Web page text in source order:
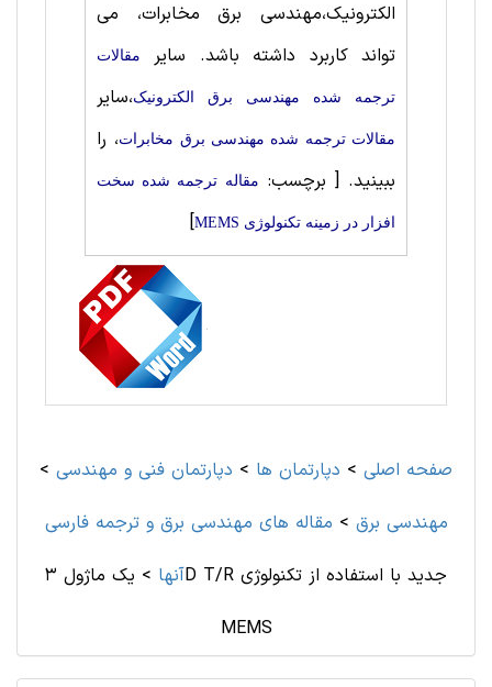
الکترونیک،مهندسی برق مخابرات، می
تواند کاربرد داشته باشد. سایر
مقالات
ترجمه شده مهندسی برق الکترونیک،سایر
مقالات ترجمه شده مهندسی برق مخابرات، را
ببینید.[ برچسب: مقاله ترجمه شده سخت
‌افزار در زمینه تکنولوژی MEMS ]
صفحه اصلی > دپارتمان ها > دپارتمان فنی و مهندسی >
مهندسی برق > مقاله های مهندسی برق و ترجمه فارسی
آنها >
یک ماژول 3D T/R جدید با استفاده از تکنولوژی
MEMS